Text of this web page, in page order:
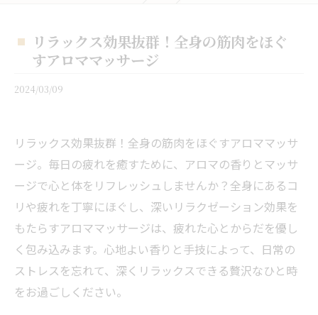
リラックス効果抜群！全身の筋肉をほぐ
すアロママッサージ
2024/03/09
リラックス効果抜群！全身の筋肉をほぐすアロママッサ
ージ。毎日の疲れを癒すために、アロマの香りとマッサ
ージで心と体をリフレッシュしませんか？全身にあるコ
リや疲れを丁寧にほぐし、深いリラクゼーション効果を
もたらすアロママッサージは、疲れた心とからだを優し
く包み込みます。心地よい香りと手技によって、日常の
ストレスを忘れて、深くリラックスできる贅沢なひと時
をお過ごしください。